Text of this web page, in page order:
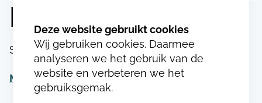
Durea 1003.8028
SKU: DU100318080283
Meer informatie
Wij gebruiken cookies. Daarmee
analyseren we het gebruik van de
website en verbeteren we het
gebruiksgemak.